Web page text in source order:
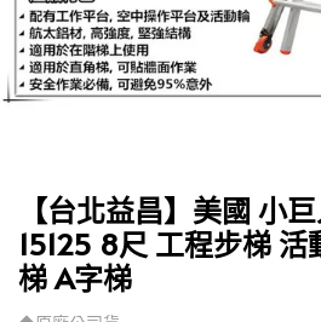
【台北益昌】美國 小
15125 8尺 工程步梯
梯 A字梯